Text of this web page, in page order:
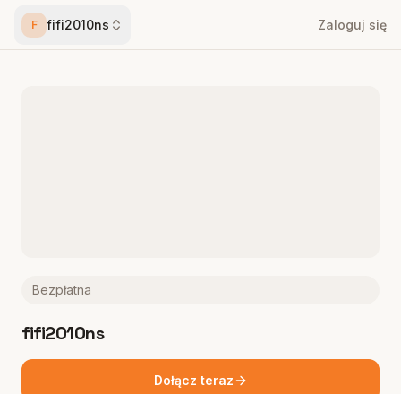
F fifi2010ns Zaloguj się
Bezpłatna
fifi2010ns
Dołącz teraz